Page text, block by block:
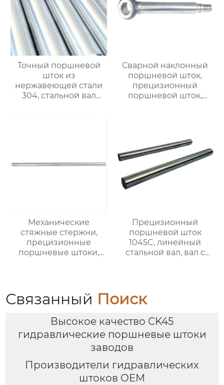
Точный поршневой
шток из
нержавеющей стали
304, стальной вал
Сварной наклонный
поршневой шток,
прецизионный
поршневой шток,
хромированный
полированный вал.
Возможна
индивидуальная
настройка, прямая
Механические
стяжные стержни,
прецизионные
поршневые штоки,
подшипниками,
жесткие
полированные валы.
Возможна
индивидуальная
настройка, прямая
продажа с завода.
Прецизионный
поршневой шток
1045C, линейный
стальной вал, вал с
полированный вал.
Связанный Поиск
Высокое качество CK45
гидравлические поршневые штоки
заводов
Производители гидравлических
штоков OEM